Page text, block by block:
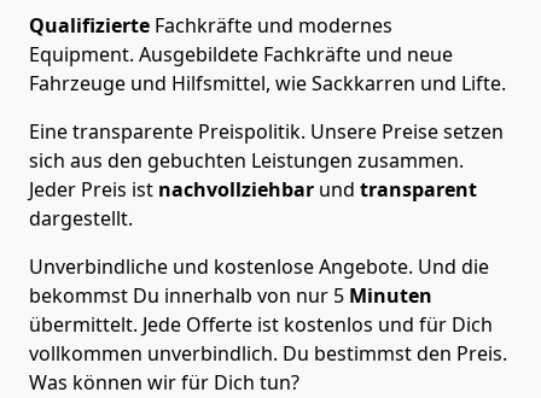
Qualifizierte Fachkräfte und modernes
Equipment. Ausgebildete Fachkräfte und neue
Fahrzeuge und Hilfsmittel, wie Sackkarren und Lifte.
Eine transparente Preispolitik. Unsere Preise setzen
sich aus den gebuchten Leistungen zusammen.
Jeder Preis ist nachvollziehbar und transparent
dargestellt.
Unverbindliche und kostenlose Angebote. Und die
bekommst Du innerhalb von nur 5 Minuten
übermittelt. Jede Offerte ist kostenlos und für Dich
vollkommen unverbindlich. Du bestimmst den Preis.
Was können wir für Dich tun?